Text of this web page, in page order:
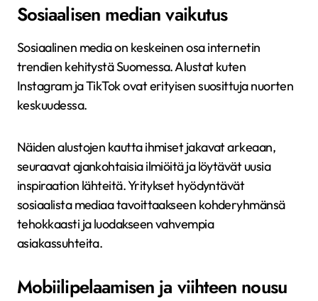
Sosiaalisen median vaikutus
Sosiaalinen media on keskeinen osa internetin
trendien kehitystä Suomessa. Alustat kuten
Instagram ja TikTok ovat erityisen suosittuja nuorten
keskuudessa.
Näiden alustojen kautta ihmiset jakavat arkeaan,
seuraavat ajankohtaisia ilmiöitä ja löytävät uusia
inspiraation lähteitä. Yritykset hyödyntävät
sosiaalista mediaa tavoittaakseen kohderyhmänsä
tehokkaasti ja luodakseen vahvempia
asiakassuhteita.
Mobiilipelaamisen ja viihteen nousu